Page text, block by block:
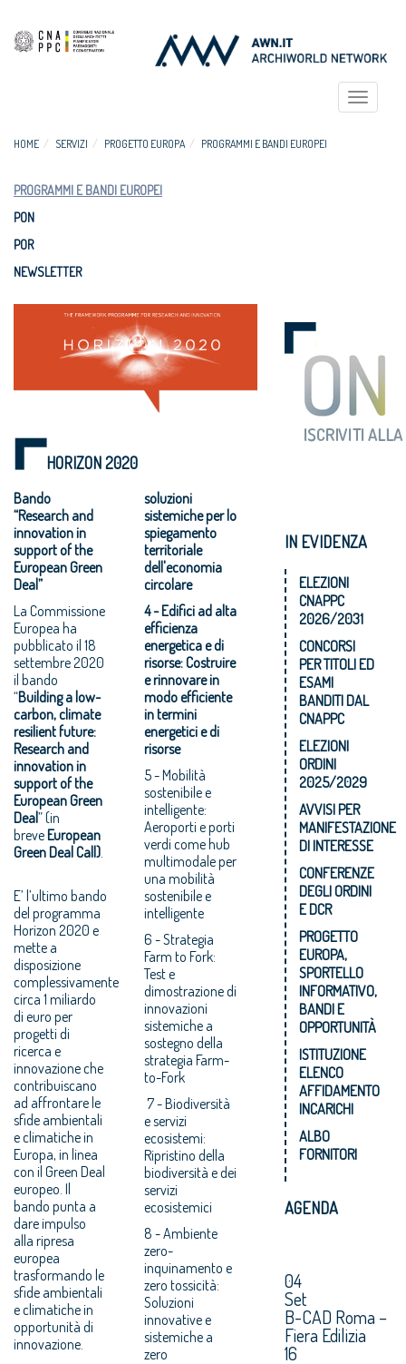
Toggle
HOME SERVIZI PROGETTO EUROPA PROGRAMMI E BANDI EUROPEI
PROGRAMMI E BANDI EUROPEI
PON
POR
NEWSLETTER
HORIZON 2020
Bando
“Research and
innovation in
support of the
European Green
Deal”
La Commissione
Europea ha
pubblicato il 18
settembre 2020
il bando
“Building a low-
carbon, climate
resilient future:
Research and
innovation in
support of the
European Green
Deal” (in
breveEuropean
Green Deal Call)
E’ l’ultimo bando
del programma
Horizon 2020 e
mette a
disposizione
complessivamente
circa 1 miliardo
di euro per
progetti di
ricerca e
innovazione che
contribuiscano
ad affrontare le
sfide ambientali
e climatiche in
Europa, in linea
con il Green Deal
europeo. Il
bando punta a
dare impulso
alla ripresa
europea
trasformando le
sfide ambientali
e climatiche in
opportunità di
innovazione.
soluzioni
sistemiche per lo
spiegamento
territoriale
dell'economia
circolare
4 - Edifici ad alta
efficienza
energetica e di
risorse: Costruire
e rinnovare in
modo efficiente
in termini
energetici e di
risorse
5 - Mobilità
sostenibile e
intelligente:
Aeroporti e porti
verdi come hub
multimodale per
una mobilità
sostenibile e
intelligente
6 - Strategia
Farm to Fork:
Test e
dimostrazione di
innovazioni
sistemiche a
sostegno della
strategia Farm-
to-Fork
7 - Biodiversità
e servizi
ecosistemi:
Ripristino della
biodiversità e dei
servizi
ecosistemici
8 - Ambiente
zero-
inquinamento e
zero tossicità:
Soluzioni
innovative e
sistemiche a
zero
IN EVIDENZA
ELEZIONI
CNAPPC
2026/2031
CONCORSI
PER TITOLI ED
ESAMI
BANDITI DAL
CNAPPC
ELEZIONI
ORDINI
2025/2029
AVVISI PER
MANIFESTAZIONE
DI INTERESSE
CONFERENZE
DEGLI ORDINI
E DCR
PROGETTO
EUROPA,
SPORTELLO
INFORMATIVO,
BANDI E
OPPORTUNITÀ
ISTITUZIONE
ELENCO
AFFIDAMENTO
INCARICHI
ALBO
FORNITORI
AGENDA
04
Set
B-CAD Roma –
Fiera Edilizia
16